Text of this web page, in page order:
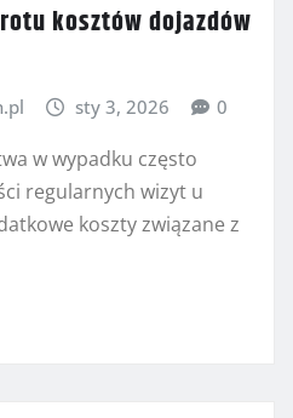
kosztów dojazdów
sty 3, 2026 0
w wypadku często
regularnych wizyt u
koszty związane z